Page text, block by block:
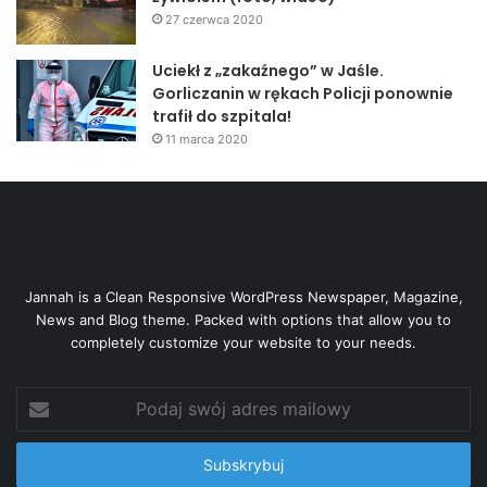
niechcianych opłat dodatkowych, które mogą nie być małe.
SS
chwilówka pieniądze
27 czerwca 2020
Uciekł z „zakaźnego” w Jaśle.
Gorliczanin w rękach Policji ponownie
trafił do szpitala!
11 marca 2020
Jannah is a Clean Responsive WordPress Newspaper, Magazine,
News and Blog theme. Packed with options that allow you to
completely customize your website to your needs.
swój
adres